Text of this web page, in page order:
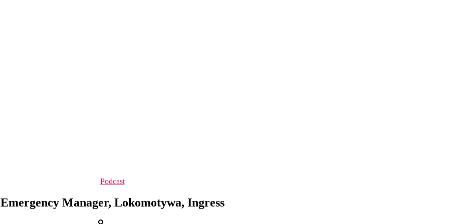
Kategorie
Podcast
Emergency Manager, Lokomotywa, Ingress